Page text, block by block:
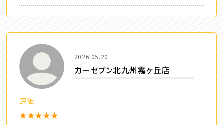
2026.05.20
カーセブン北九州霧ヶ丘店
評価
★★★★★